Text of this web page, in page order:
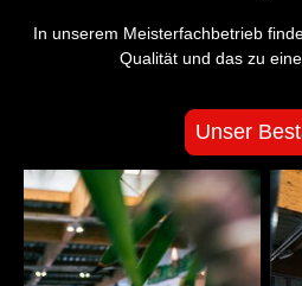
In unserem Meisterfachbetrieb
Qualität und das zu
Unser